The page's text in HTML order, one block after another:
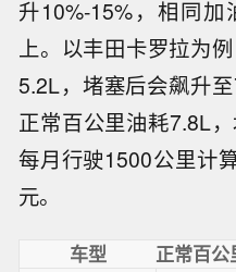
升10%-15%，相同
上。以丰田卡罗拉为
5.2L，堵塞后会飙升
正常百公里油耗7.8L
每月行驶1500公里计
元。
车型 正常百公